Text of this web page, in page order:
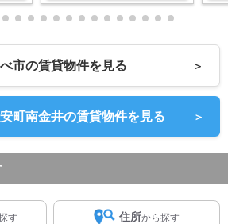
市の賃貸物件を見る ＞
町南金井の賃貸物件を見る ＞
す 住所から探す